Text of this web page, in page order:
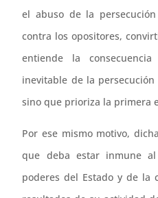
el abuso de la
contra los opositores,
entiende la
inevitable de la
sino que prioriza la primera
Por ese mismo motivo,
que deba estar inmune
poderes del Estado y de la